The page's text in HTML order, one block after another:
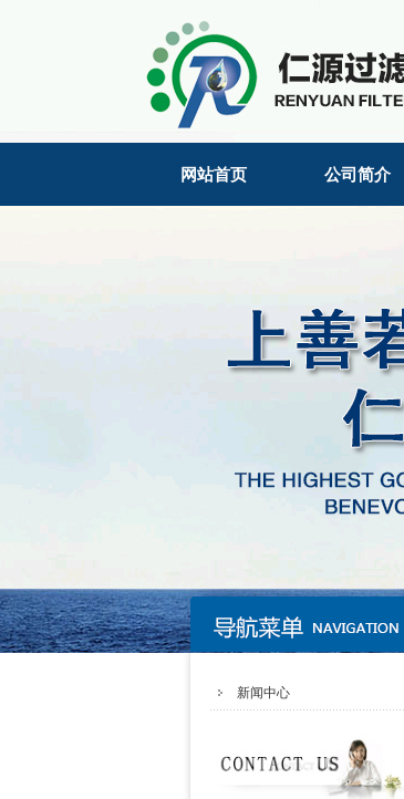
网站首页 公司简介
新闻中心